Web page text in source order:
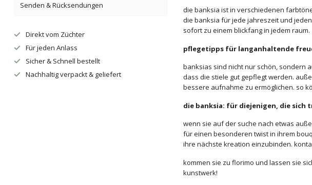
Senden & Rücksendungen
Direkt vom Züchter
Für jeden Anlass
Sicher & Schnell bestellt
Nachhaltig verpackt & geliefert
die banksia ist in verschiedenen
die banksia für jede jahreszeit und
sofort zu einem blickfang in jedem raum.
pflegetipps für langanhaltende
banksias sind nicht nur schön, sondern
dass die stiele gut gepflegt werden.
bessere aufnahme zu ermöglichen. so
die banksia: für diejenigen, die sich
wenn sie auf der suche nach etwas
für einen besonderen twist in ihrem
ihre nächste kreation einzubinden.
kommen sie zu florimo und lassen sie
kunstwerk!